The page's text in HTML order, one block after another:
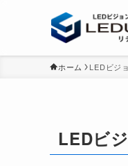
ホーム LEDビジ
LEDビ